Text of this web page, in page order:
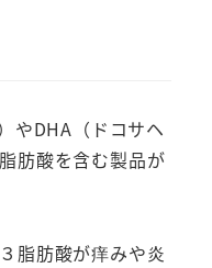
やDHA（ドコサヘ
肪酸を含む製品が
脂肪酸が痒みや炎